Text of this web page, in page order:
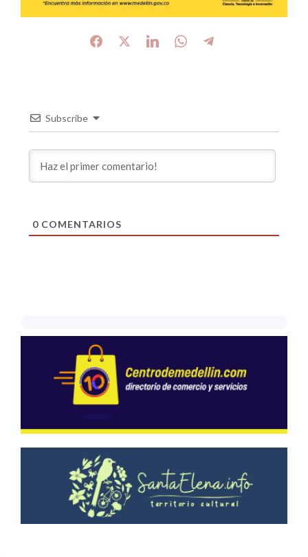
Subscribe
0COMENTARIOS